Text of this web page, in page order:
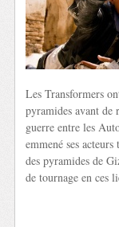
Les Transformers
pyramides avant de
guerre entre les
emmené ses
des pyramides de
de tournage en ces